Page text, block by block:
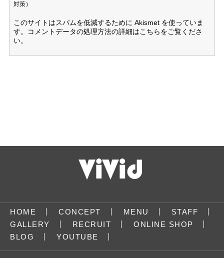
対策）
このサイトはスパムを低減するために Akismet を使っていま
す。
コメントデータの処理方法の詳細はこちらをご覧くださ
い。
HOME CONCEPT MENU
STAFF
GALLERY
RECRUIT
ONLINE SHOP
BLOG
YOUTUBE